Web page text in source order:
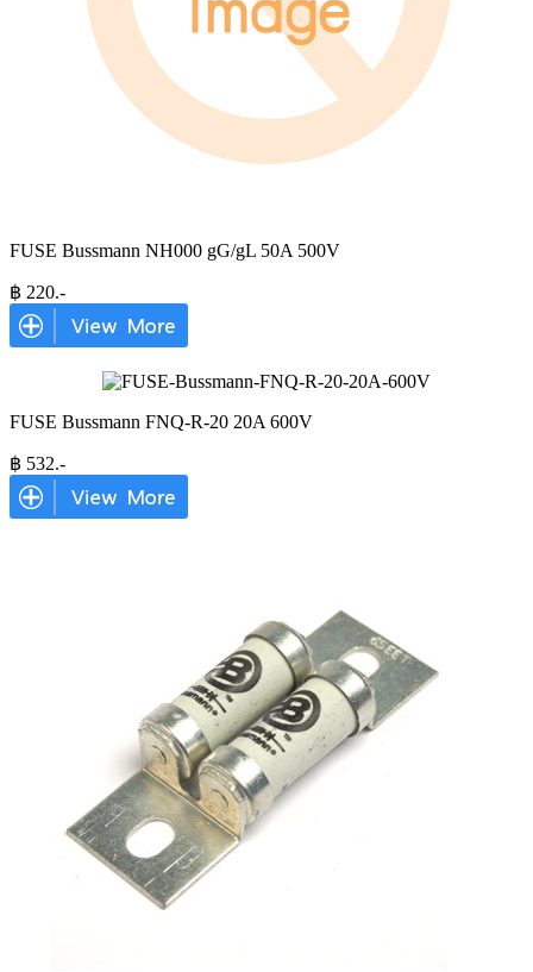
FUSE Bussmann NH000 gG/gL 50A 500V
฿ 220.-
FUSE Bussmann FNQ-R-20 20A 600V
฿ 532.-